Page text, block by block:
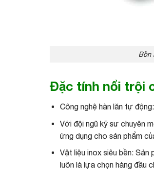
Bồn
Đặc tính nổi trội
Công nghệ hàn lăn tự
Với đội ngũ kỹ sư chuyên
ứng dụng cho sản phẩm
Vật liệu inox siêu bền:
luôn là lựa chọn hàng đầu